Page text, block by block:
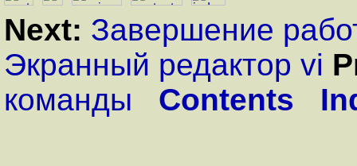
Next: Завершение
Экранный редактор vi
команды
Contents